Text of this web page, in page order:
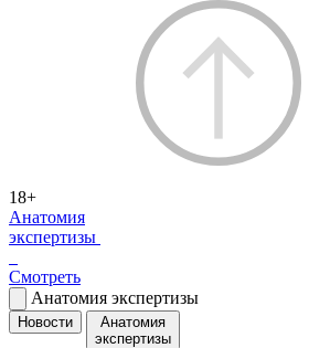
18+
Анатомия
экспертизы
Смотреть
Анатомия экспертизы
Новости
Анатомия
экспертизы